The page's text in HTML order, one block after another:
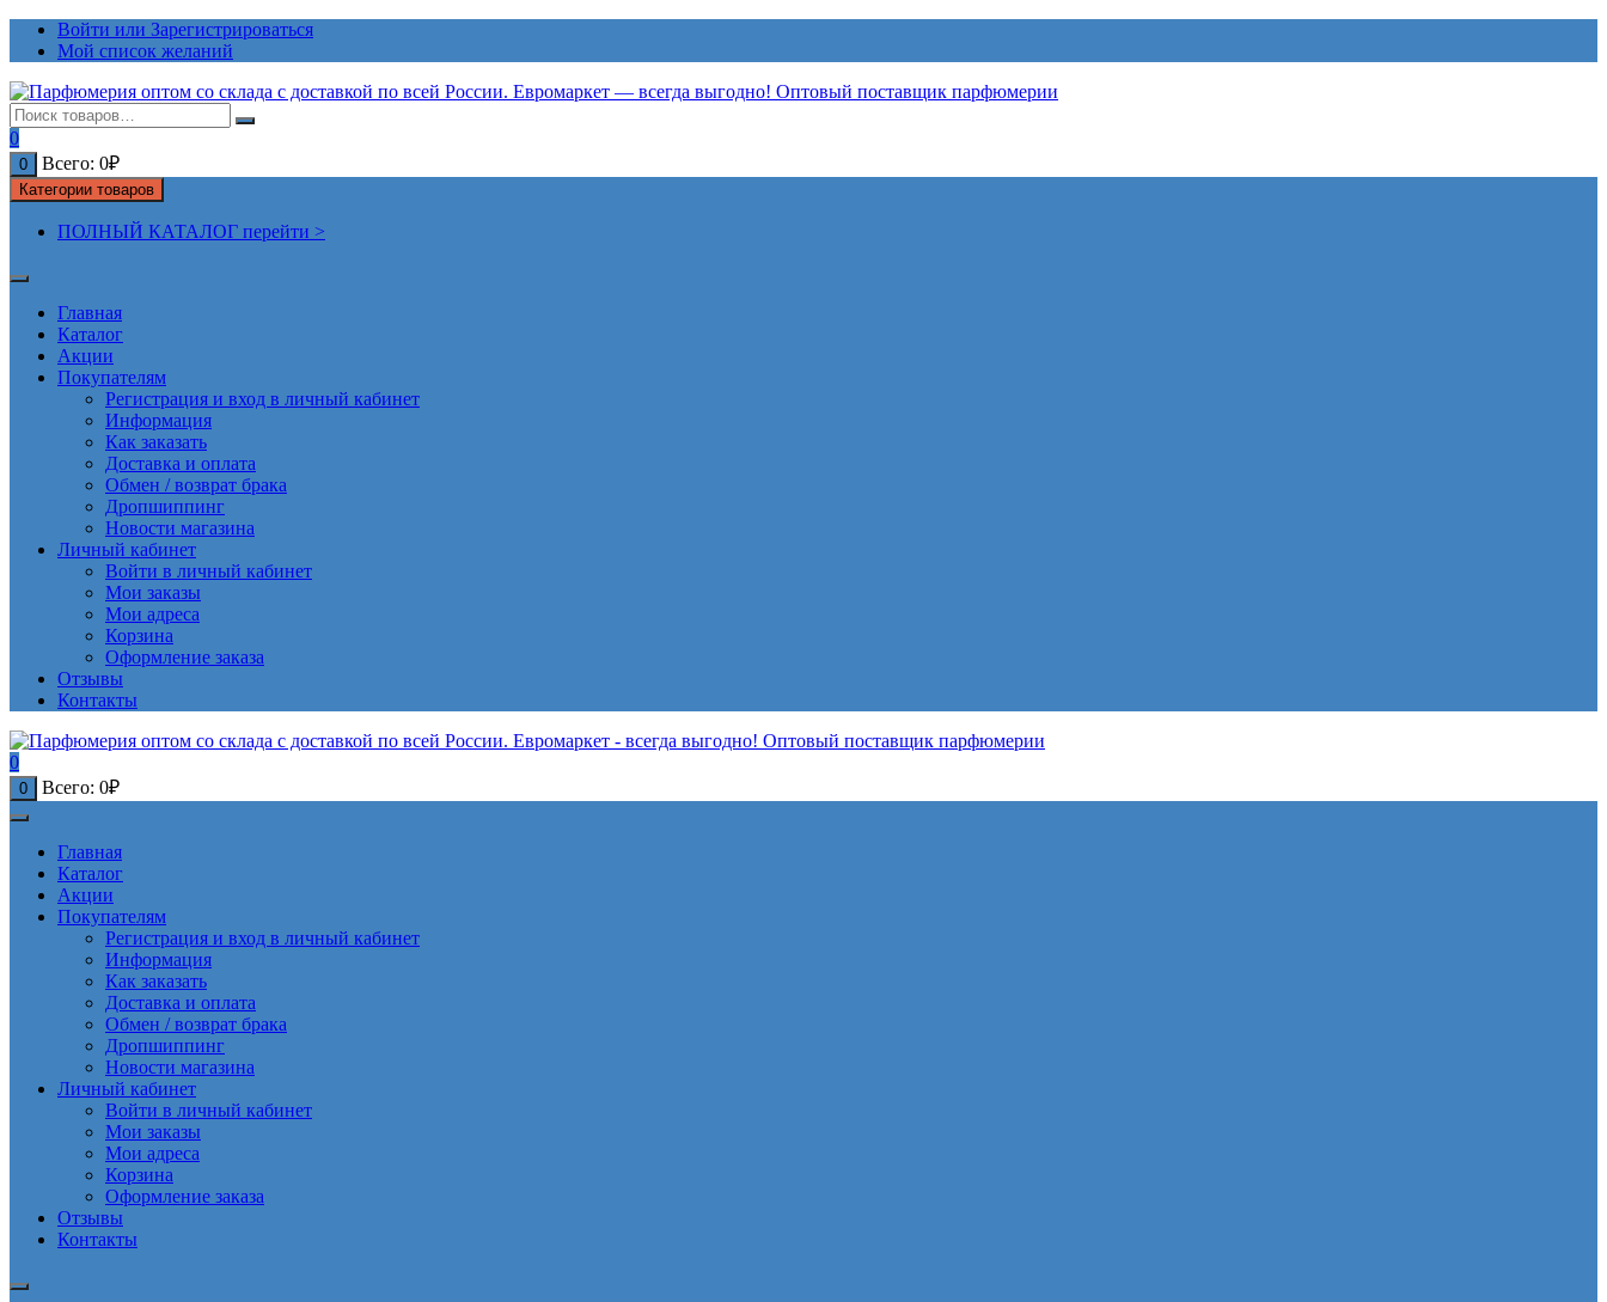
ПерейтиВойти или Зарегистрироваться
Мой список желаний
0
0 Всего: 0₽
Категории товаров
ПОЛНЫЙ КАТАЛОГ перейти >
Главная
Каталог
Акции
Покупателям
Регистрация и вход в личный кабинет
Информация
Как заказать
Доставка и оплата
Обмен / возврат брака
Дропшиппинг
Новости магазина
Личный кабинет
Войти в личный кабинет
Мои заказы
Мои адреса
Корзина
Оформление заказа
Отзывы
Контакты
0
0 Всего: 0₽
Главная
Каталог
Акции
Покупателям
Регистрация и вход в личный кабинет
Информация
Как заказать
Доставка и оплата
Обмен / возврат брака
Дропшиппинг
Новости магазина
Личный кабинет
Войти в личный кабинет
Мои заказы
Мои адреса
Корзина
Оформление заказа
Отзывы
Контакты